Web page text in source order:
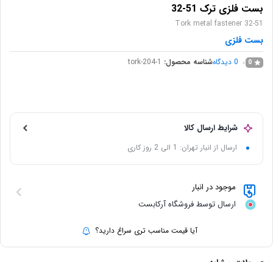
بست فلزی ترک 51-32
Tork metal fastener 32-51
بست فلزی
0
0 دیدگاهشناسه محصول: tork-204-1
شرایط ارسال کالا
ارسال از انبار تهران: 1 الی 2 روز کاری
موجود در انبار
ارسال توسط فروشگاه آرکابست
آیا قیمت مناسب تری سراغ دارید؟